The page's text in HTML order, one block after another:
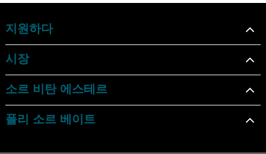
지원하다
시장
소르 비탄 에스테르
폴리 소르 베이트